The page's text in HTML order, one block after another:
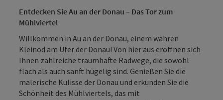
Entdecken Sie Au an der Donau – Das Tor zum
Mühlviertel
Willkommen in Au an der Donau, einem wahren
Kleinod am Ufer der Donau! Von hier aus eröffnen sich
Ihnen zahlreiche traumhafte Radwege, die sowohl
flach als auch sanft hügelig sind. Genießen Sie die
malerische Kulisse der Donau und erkunden Sie die
Schönheit des Mühlviertels, das mit